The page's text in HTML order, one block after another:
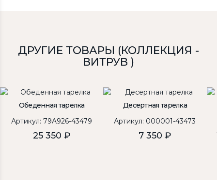
ДРУГИЕ ТОВАРЫ (КОЛЛЕКЦИЯ -
ВИТРУВ )
Обеденная тарелка
Артикул: 79A926-43479
25 350 ₽
Десертная тарелка
Артикул: 000001-43473
7 350 ₽